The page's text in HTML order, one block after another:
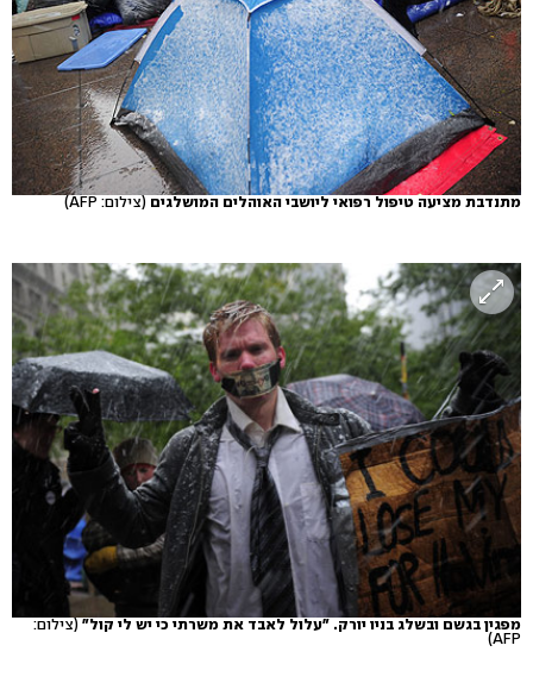
מתנדבת מציעה טיפול רפואי ליושבי האוהלים המושלגים (צילום: AFP)
מפגין בגשם ובשלג בניו יורק. "עלול לאבד את משרתי כי יש לי קול" (צילום:
AFP)